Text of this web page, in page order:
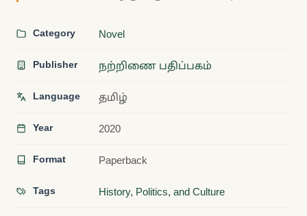
Category Novel
Publisher நற்றிணை பதிப்பகம்
Language தமிழ்
Year 2020
Format Paperback
Tags History, Politics, and Culture